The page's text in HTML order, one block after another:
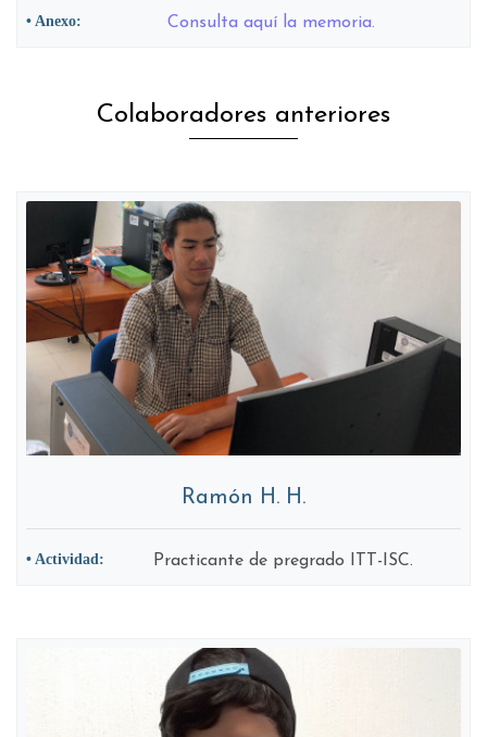
• Anexo: Consulta aquí la memoria.
Colaboradores anteriores
Ramón H. H.
• Actividad: Practicante de pregrado ITT-ISC.